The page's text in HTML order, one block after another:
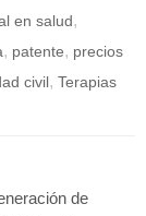
en salud,
, patente, precios
civil, Terapias
de